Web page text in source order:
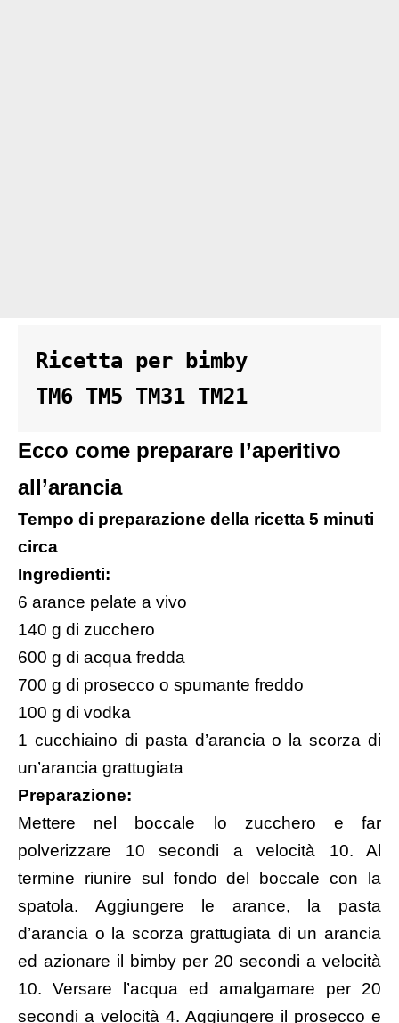
Ricetta per bimby
TM6 TM5 TM31 TM21
Ecco come preparare l’aperitivo
all’arancia
Tempo di preparazione della ricetta 5 minuti
circa
Ingredienti:
6 arance pelate a vivo
140 g di zucchero
600 g di acqua fredda
700 g di prosecco o spumante freddo
100 g di vodka
1 cucchiaino di pasta d’arancia o la scorza di
un’arancia grattugiata
Preparazione:
Mettere nel boccale lo zucchero e far
polverizzare 10 secondi a velocità 10. Al
termine riunire sul fondo del boccale con la
spatola. Aggiungere le arance, la pasta
d’arancia o la scorza grattugiata di un arancia
ed azionare il bimby per 20 secondi a velocità
10. Versare l’acqua ed amalgamare per 20
secondi a velocità 4. Aggiungere il prosecco e